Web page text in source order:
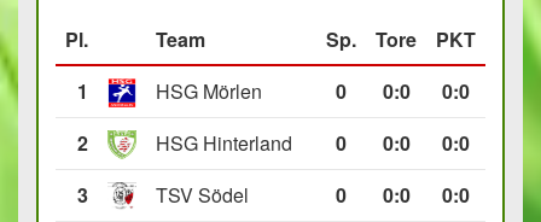
Pl. Team Sp. Tore
PKT
1
HSG Mörlen 0 0:0
0:0
2
HSG Hinterland 0 0:0
0:0
3
TSV Södel 0 0:0
0:0